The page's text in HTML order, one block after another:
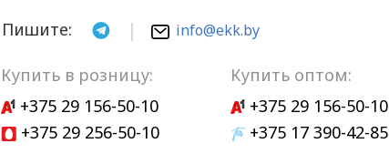
Пишите: info@ekk.by
Купить в розницу:
+375 29 156-50-10
+375 29 256-50-10
Купить оптом:
+375 29 156-50-10
+375 17 390-42-85